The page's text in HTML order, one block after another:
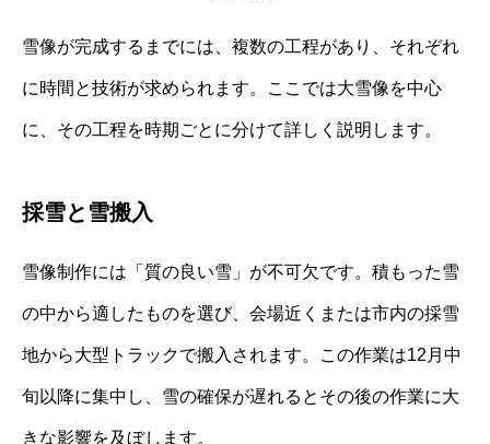
雪像が完成するまでには、複数の工程があり、それぞれ
に時間と技術が求められます。ここでは大雪像を中心
に、その工程を時期ごとに分けて詳しく説明します。
採雪と雪搬入
雪像制作には「質の良い雪」が不可欠です。積もった雪
の中から適したものを選び、会場近くまたは市内の採雪
地から大型トラックで搬入されます。この作業は12月中
旬以降に集中し、雪の確保が遅れるとその後の作業に大
きな影響を及ぼします。